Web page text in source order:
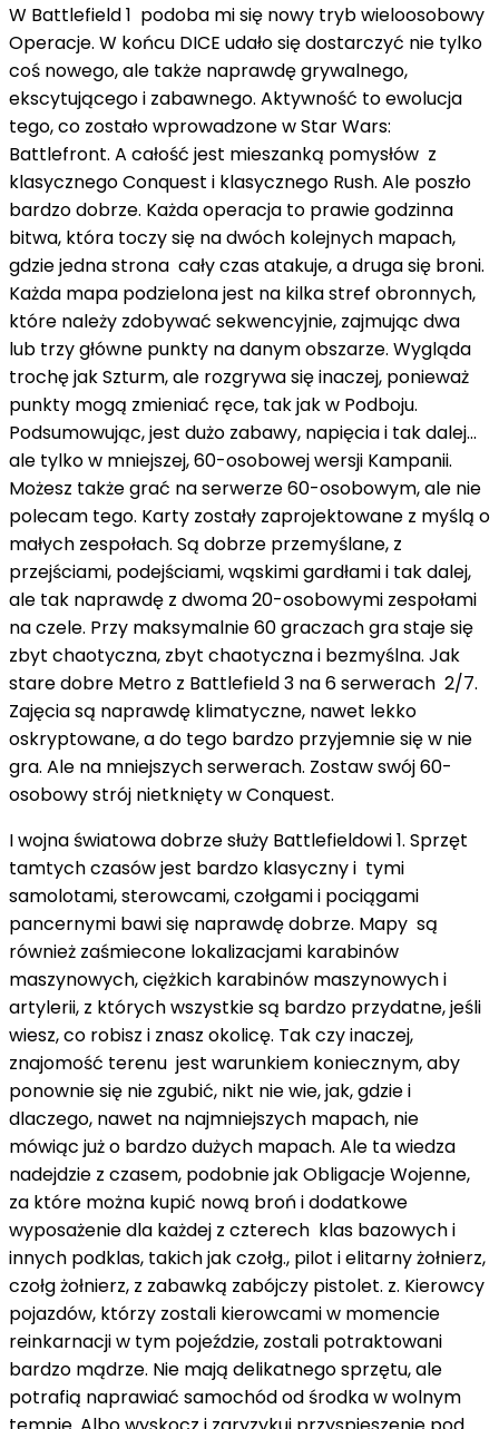
W Battlefield 1 podoba mi się nowy tryb wieloosobowy
Operacje. W końcu DICE udało się dostarczyć nie tylko
coś nowego, ale także naprawdę grywalnego,
ekscytującego i zabawnego. Aktywność to ewolucja
tego, co zostało wprowadzone w Star Wars:
Battlefront. A całość jest mieszanką pomysłów z
klasycznego Conquest i klasycznego Rush. Ale poszło
bardzo dobrze. Każda operacja to prawie godzinna
bitwa, która toczy się na dwóch kolejnych mapach,
gdzie jedna strona cały czas atakuje, a druga się broni.
Każda mapa podzielona jest na kilka stref obronnych,
które należy zdobywać sekwencyjnie, zajmując dwa
lub trzy główne punkty na danym obszarze. Wygląda
trochę jak Szturm, ale rozgrywa się inaczej, ponieważ
punkty mogą zmieniać ręce, tak jak w Podboju.
Podsumowując, jest dużo zabawy, napięcia i tak dalej...
ale tylko w mniejszej, 60-osobowej wersji Kampanii.
Możesz także grać na serwerze 60-osobowym, ale nie
polecam tego. Karty zostały zaprojektowane z myślą o
małych zespołach. Są dobrze przemyślane, z
przejściami, podejściami, wąskimi gardłami i tak dalej,
ale tak naprawdę z dwoma 20-osobowymi zespołami
na czele. Przy maksymalnie 60 graczach gra staje się
zbyt chaotyczna, zbyt chaotyczna i bezmyślna. Jak
stare dobre Metro z Battlefield 3 na 6 serwerach 2/7.
Zajęcia są naprawdę klimatyczne, nawet lekko
oskryptowane, a do tego bardzo przyjemnie się w nie
gra. Ale na mniejszych serwerach. Zostaw swój 60-
osobowy strój nietknięty w Conquest.
I wojna światowa dobrze służy Battlefieldowi 1. Sprzęt
tamtych czasów jest bardzo klasyczny i tymi
samolotami, sterowcami, czołgami i pociągami
pancernymi bawi się naprawdę dobrze. Mapy są
również zaśmiecone lokalizacjami karabinów
maszynowych, ciężkich karabinów maszynowych i
artylerii, z których wszystkie są bardzo przydatne, jeśli
wiesz, co robisz i znasz okolicę. Tak czy inaczej,
znajomość terenu jest warunkiem koniecznym, aby
ponownie się nie zgubić, nikt nie wie, jak, gdzie i
dlaczego, nawet na najmniejszych mapach, nie
mówiąc już o bardzo dużych mapach. Ale ta wiedza
nadejdzie z czasem, podobnie jak Obligacje Wojenne,
za które można kupić nową broń i dodatkowe
wyposażenie dla każdej z czterech klas bazowych i
innych podklas, takich jak czołg., pilot i elitarny żołnierz,
czołg żołnierz, z zabawką zabójczy pistolet. z. Kierowcy
pojazdów, którzy zostali kierowcami w momencie
reinkarnacji w tym pojeździe, zostali potraktowani
bardzo mądrze. Nie mają delikatnego sprzętu, ale
potrafią naprawiać samochód od środka w wolnym